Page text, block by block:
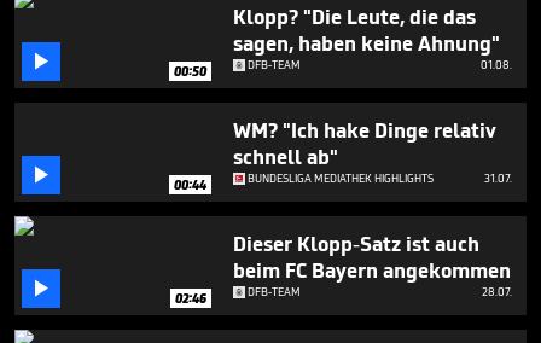
53
 00:50
Klopp? "Die Leute, die das
sagen, haben keine Ahnung"
DFB-TEAM 01.08.
 00:44
WM? "Ich hake Dinge relativ
schnell ab"
BUNDESLIGA MEDIATHEK HIGHLIGHTS 31.07.
 02:46
Dieser Klopp-Satz ist auch
beim FC Bayern angekommen
DFB-TEAM 28.07.